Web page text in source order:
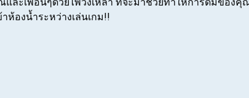
ห้องน้ำระหว่างเล่นเกม!!